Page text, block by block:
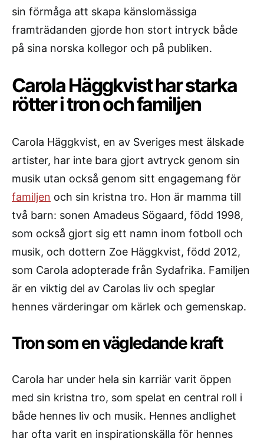
sin förmåga att skapa känslomässiga
framträdanden gjorde hon stort intryck både
på sina norska kollegor och på publiken.
Carola Häggkvist har starka
rötter i tron och familjen
Carola Häggkvist, en av Sveriges mest älskade
artister, har inte bara gjort avtryck genom sin
musik utan också genom sitt engagemang för
familjen och sin kristna tro. Hon är mamma till
två barn: sonen Amadeus Sögaard, född 1998,
som också gjort sig ett namn inom fotboll och
musik, och dottern Zoe Häggkvist, född 2012,
som Carola adopterade från Sydafrika. Familjen
är en viktig del av Carolas liv och speglar
hennes värderingar om kärlek och gemenskap.
Tron som en vägledande kraft
Carola har under hela sin karriär varit öppen
med sin kristna tro, som spelat en central roll i
både hennes liv och musik. Hennes andlighet
har ofta varit en inspirationskälla för hennes